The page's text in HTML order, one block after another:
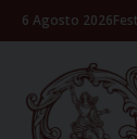
Skip6 Agosto 2026